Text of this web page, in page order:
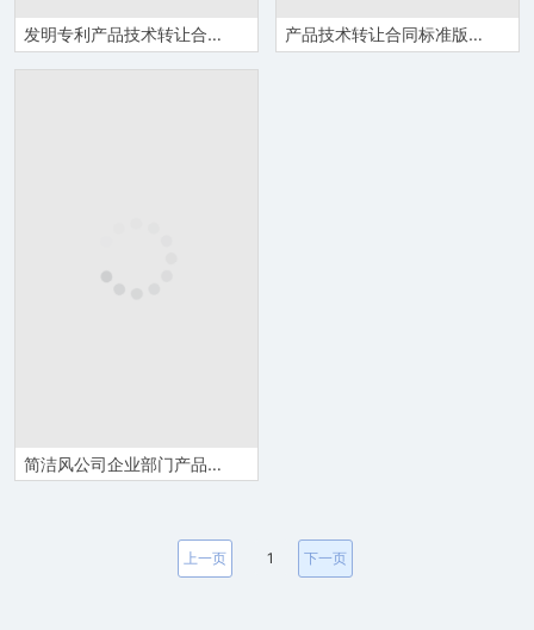
发明专利产品技术转让合同范本Word模板 产品技术转让合同标准版协议范本Word模板
简洁风公司企业部门产品技术转让合同书范本Word模板
上一页 1 下一页